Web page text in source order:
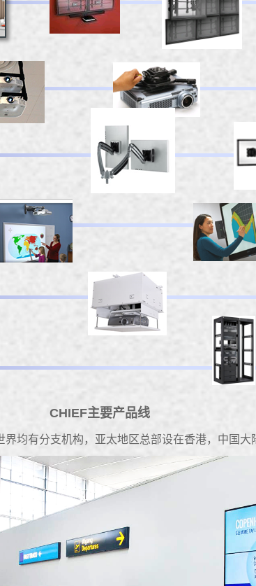
CHIEF主要产品线
均有分支机构，亚太地区总部设在香港，中国